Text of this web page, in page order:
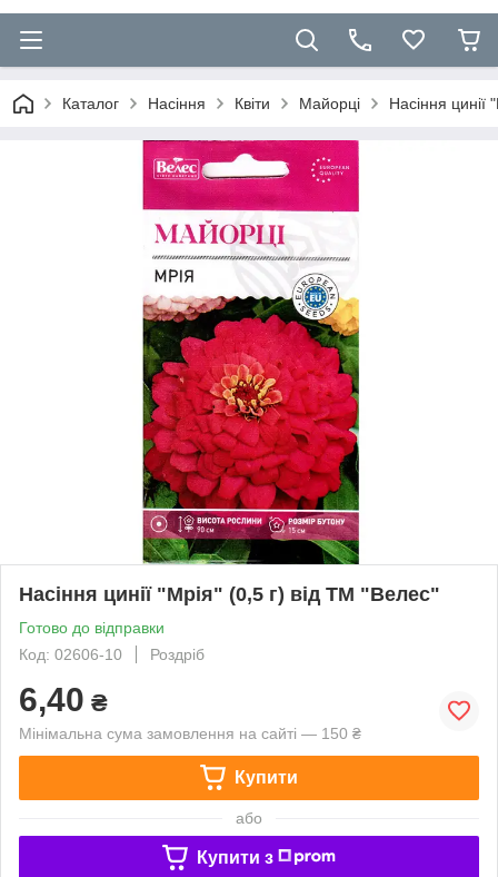
Каталог Насіння Квіти Майорці Насіння
Насіння цинії "Мрія" (0,5 г) від ТМ "Велес"
Готово до відправки
Код: 02606-10
Роздріб
6,40 ₴
Мінімальна сума замовлення на сайті — 150 ₴
Купити
або
Купити з